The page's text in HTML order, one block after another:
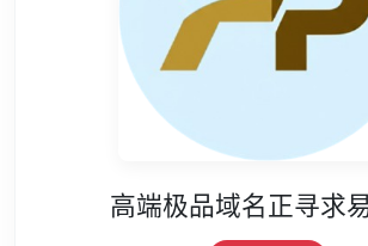
高端极品域名正寻求易